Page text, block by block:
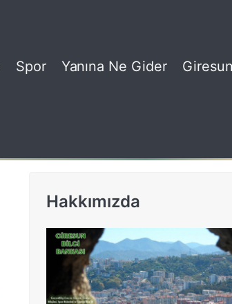
Spor Yanına Ne Gider
Hakkımızda